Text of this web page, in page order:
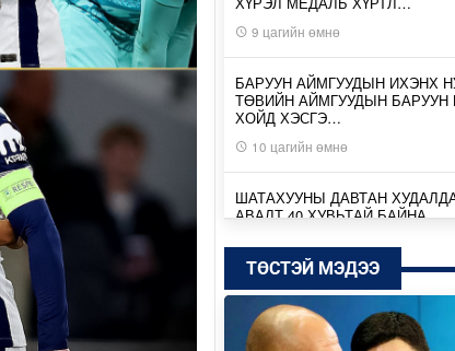
9 цагийн өмнө
БАРУУН АЙМГУУДЫН ИХЭНХ
ТӨВИЙН АЙМГУУДЫН БАРУУН
ХОЙД ХЭСГЭ…
10 цагийн өмнө
ШАТАХУУНЫ ДАВТАН
АВАЛТ 40 ХУВЬТАЙ БАЙНА
Өчигдөр
SENZU+S1MPLE НИЙЛЭЭД
ДОЛЛАРЫН ҮНЭ ХҮРЭВ
Өчигдөр
ТӨСТЭЙ МЭДЭЭ